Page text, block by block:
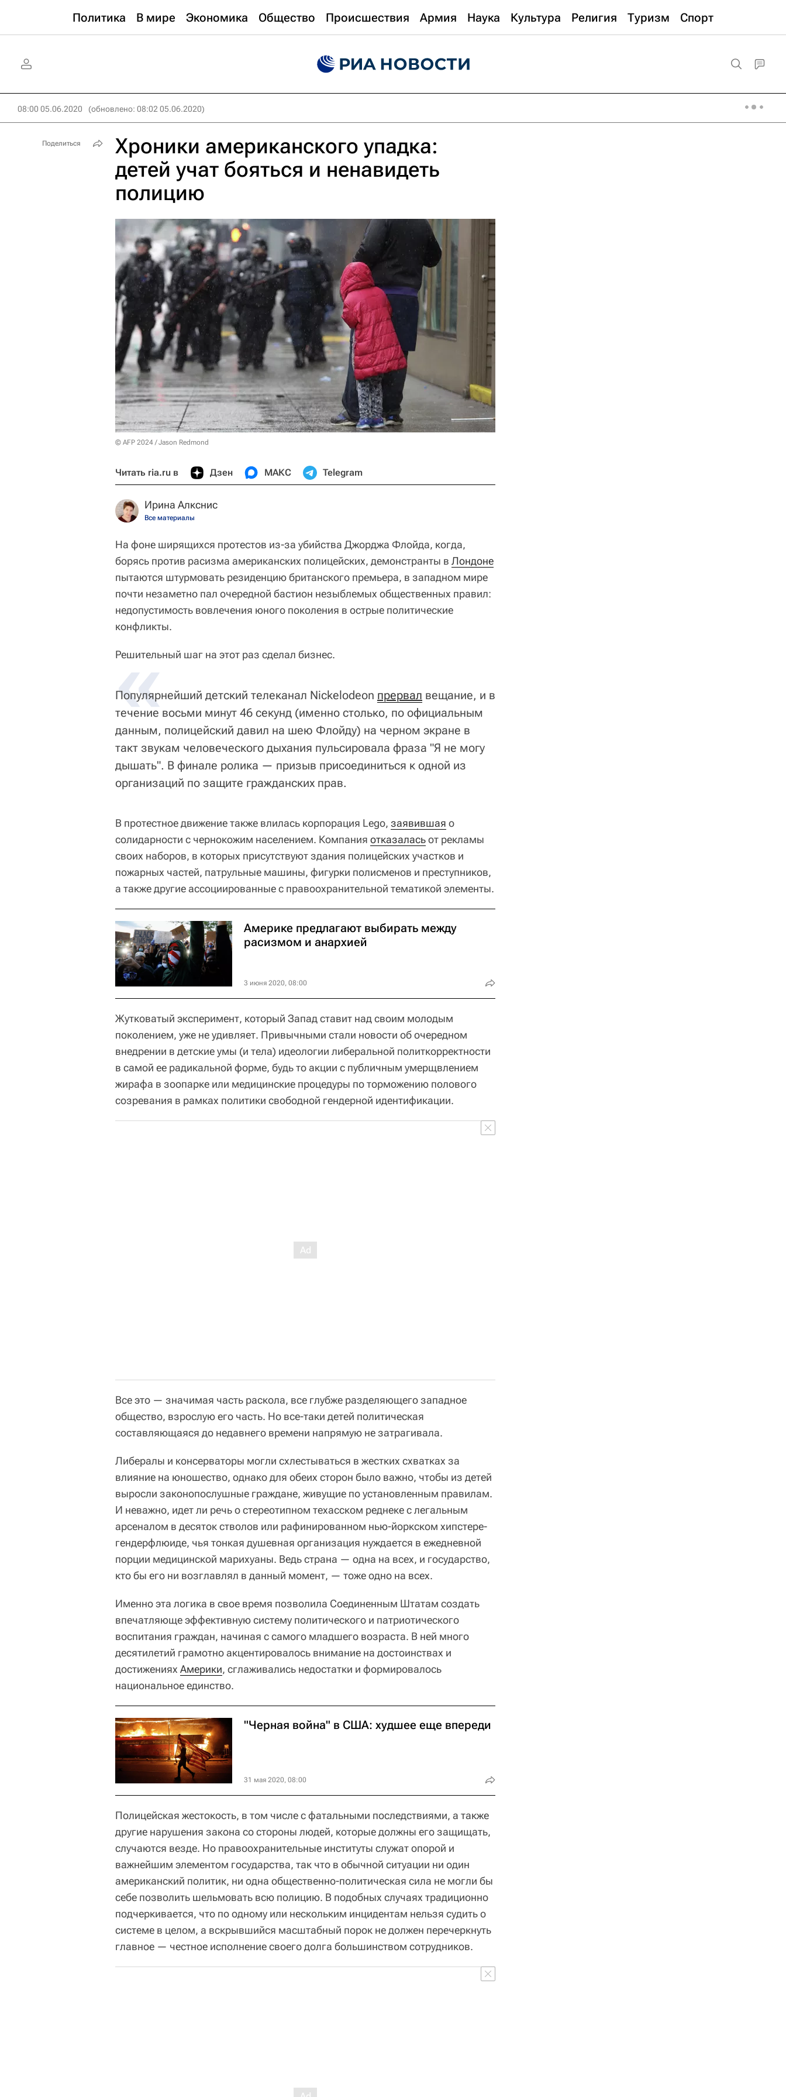
Политика В мире Экономика Общество Происшествия Армия Наука Культура Религия Туризм Спорт
08:00 05.06.2020 (обновлено: 08:02 05.06.2020)
Хроники американского упадка:
детей учат бояться и ненавидеть
полицию
© AFP 2024 / Jason Redmond
Читать ria.ru в Дзен МАКС Telegram
Ирина Алкснис
Все материалы
На фоне ширящихся протестов из-за убийства Джорджа Флойда, когда,
борясь против расизма американских полицейских, демонстранты в Лондоне
пытаются штурмовать резиденцию британского премьера, в западном мире
почти незаметно пал очередной бастион незыблемых общественных правил:
недопустимость вовлечения юного поколения в острые политические
конфликты.
Решительный шаг на этот раз сделал бизнес.
«
Популярнейший детский телеканал Nickelodeon прервал вещание, и в
течение восьми минут 46 секунд (именно столько, по официальным
данным, полицейский давил на шею Флойду) на черном экране в
такт звукам человеческого дыхания пульсировала фраза "Я не могу
дышать". В финале ролика — призыв присоединиться к одной из
организаций по защите гражданских прав.
В протестное движение также влилась корпорация Lego, заявившая о
солидарности с чернокожим населением. Компания отказаласьот рекламы
своих наборов, в которых присутствуют здания полицейских участков и
пожарных частей, патрульные машины, фигурки полисменов и преступников,
а также другие ассоциированные с правоохранительной тематикой элементы.
Америке предлагают выбирать между
расизмом и анархией
3 июня 2020, 08:00
Жутковатый эксперимент, который Запад ставит над своим молодым
поколением, уже не удивляет. Привычными стали новости об очередном
внедрении в детские умы (и тела) идеологии либеральной политкорректности
в самой ее радикальной форме, будь то акции с публичным умерщвлением
жирафа в зоопарке или медицинские процедуры по торможению полового
созревания в рамках политики свободной гендерной идентификации.
Все это — значимая часть раскола, все глубже разделяющего западное
общество, взрослую его часть. Но все-таки детей политическая
составляющаяся до недавнего времени напрямую не затрагивала.
Либералы и консерваторы могли схлестываться в жестких схватках за
влияние на юношество, однако для обеих сторон было важно, чтобы из детей
выросли законопослушные граждане, живущие по установленным правилам.
И неважно, идет ли речь о стереотипном техасском реднеке с легальным
арсеналом в десяток стволов или рафинированном нью-йоркском хипстере-
гендерфлюиде, чья тонкая душевная организация нуждается в ежедневной
порции медицинской марихуаны. Ведь страна — одна на всех, и государство,
кто бы его ни возглавлял в данный момент, — тоже одно на всех.
Именно эта логика в свое время позволила Соединенным Штатам создать
впечатляюще эффективную систему политического и патриотического
воспитания граждан, начиная с самого младшего возраста. В ней много
десятилетий грамотно акцентировалось внимание на достоинствах и
достижениях Америки, сглаживались недостатки и формировалось
национальное единство.
"Черная война" в США: худшее еще впереди
31 мая 2020, 08:00
Полицейская жестокость, в том числе с фатальными последствиями, а также
другие нарушения закона со стороны людей, которые должны его защищать,
случаются везде. Но правоохранительные институты служат опорой и
важнейшим элементом государства, так что в обычной ситуации ни один
американский политик, ни одна общественно-политическая сила не могли бы
себе позволить шельмовать всю полицию. В подобных случаях традиционно
подчеркивается, что по одному или нескольким инцидентам нельзя судить о
системе в целом, а вскрывшийся масштабный порок не должен перечеркнуть
главное — честное исполнение своего долга большинством сотрудников.
Поделиться